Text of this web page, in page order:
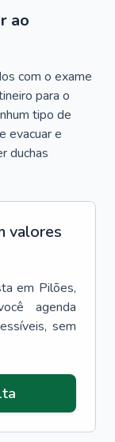
ao
com o exame
para o
tipo de
evacuar e
duchas
valores
em Pilões,
agenda
sem